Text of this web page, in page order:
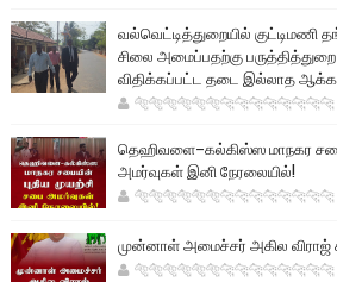
வல்வெட்டித்துறையில் குட்டிமணி
சிலை அமைப்பதற்கு
விதிக்கப்பட்ட தடை இல்லாத
🐅🐅🐅🐅🐅🐅🐆🐆🐆🐆🐆🐆🐆🐆
தெஹிவளை–கல்கிஸ்ஸ மாநகர
அமர்வுகள் இனி நேரலையில்!
🐅🐅🐅🐅🐅🐅🐆🐆🐆🐆🐆🐆🐆🐆
முன்னாள் அமைச்சர் அகில விராஜ்
🐅🐅🐅🐅🐅🐅🐆🐆🐆🐆🐆🐆🐆🐆